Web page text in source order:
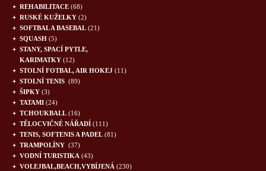
REHABILITACE (68)
RUSKÉ KUŽELKY (2)
SOFTBAL A BASEBAL (21)
SQUASH (5)
STANY, SPACÍ PYTLE,
KARIMATKY (12)
STOLNÍ FOTBAL, AIR HOKEJ (11)
STOLNÍ TENIS (89)
ŠIPKY (3)
TATAMI (24)
TCHOUKBALL (16)
TĚLOCVIČNÉ NÁŘADÍ (111)
TENIS, SOFTENIS A PADEL (81)
TRAMPOLÍNY (37)
VODNÍ TURISTIKA (43)
VOLEJBAL,BEACH,VYBÍJENÁ (230)